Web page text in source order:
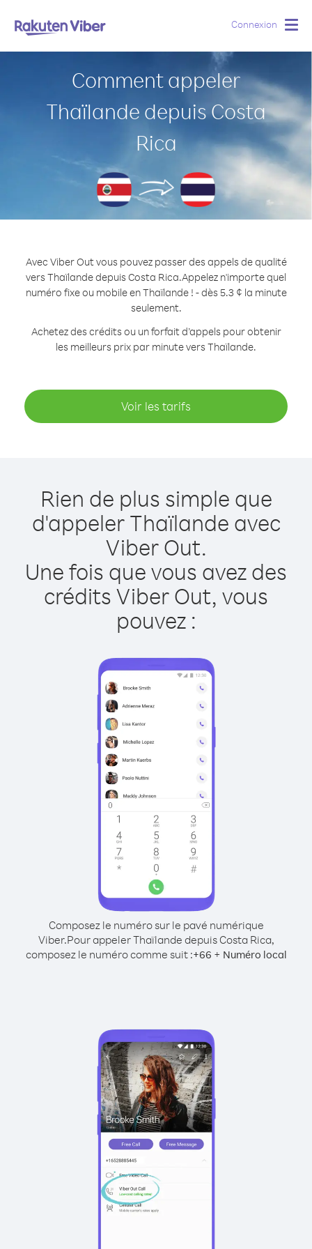
Connexion
Comment appeler
Thaïlande depuis Costa
Rica
Avec Viber Out vous pouvez passer des appels de qualité
vers Thaïlande depuis Costa Rica.Appelez n'importe quel
numéro fixe ou mobile en Thaïlande ! - dès 5.3 ¢ la minute
seulement.
Achetez des crédits ou un forfait d’appels pour obtenir
les meilleurs prix par minute vers Thaïlande.
Voir les tarifs
Rien de plus simple que
d'appeler Thaïlande avec
Viber Out.
Une fois que vous avez des
crédits Viber Out, vous
pouvez :
Composez le numéro sur le pavé numérique
Viber.Pour appeler Thaïlande depuis Costa Rica,
composez le numéro comme suit :+66 + Numéro local